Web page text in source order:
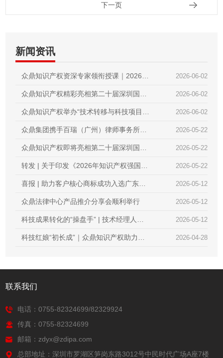
下一页
新闻资讯
2026-06-02
众鼎知识产权资深专家领衔授课｜2026第
二届技术经理人初级培训圆满收官 2026-06-02
众鼎知识产权精彩亮相第二十届深圳国际
金融博览会｜赋能科技金融，护航创新成
果
2026-06-02
众鼎知识产权举办“技术转移与科技项目政
策”内部培训交流会｜锻造专业内功，赋能
创新服务
2026-05-22
众鼎集团携手百瑞（广州）律师事务所，
共庆两周年暨知产分享会 2026-05-22
众鼎知识产权即将亮相第二十届深圳国际
金融博览会 2026-05-22
转发 | 关于印发《2026年知识产权强国建
设推进计划》的通知 2026-05-12
喜报 | 助力客户核心商标成功入选广东省
重点商标保护名录 2026-05-12
众鼎法律中心产品推介分享会顺利举行
2026-05-12
科技成果转化的“操盘手” | 技术经理人初
级培训火热报名中，众鼎知识产权邀您抢 2026-04-28
科技红娘“初长成”｜众鼎知识产权助力
联系我们
电话：0755-82324699/82329924
传真：0755-82324699
邮箱：zdyx@zdipa.com
总部地址：深圳市罗湖区笋岗东路3012号中民时代广场A座7楼